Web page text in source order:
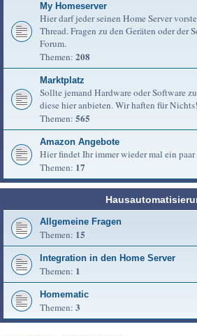
My Homeserver
Hier darf jeder seinen Home Server
Thread. Fragen zu den Geräten oder der
Forum.
Themen: 208
Marktplatz
Sollte jemand Hardware oder Software
diese hier anbieten. Wir haften für Nichts!
Themen: 565
Amazon Angebote
Hier findet Ihr immer wieder mal ein paar
Themen: 17
Allgemeine Fragen
Themen: 15
Integration in den Home Server
Themen: 1
Homematic
Themen: 3